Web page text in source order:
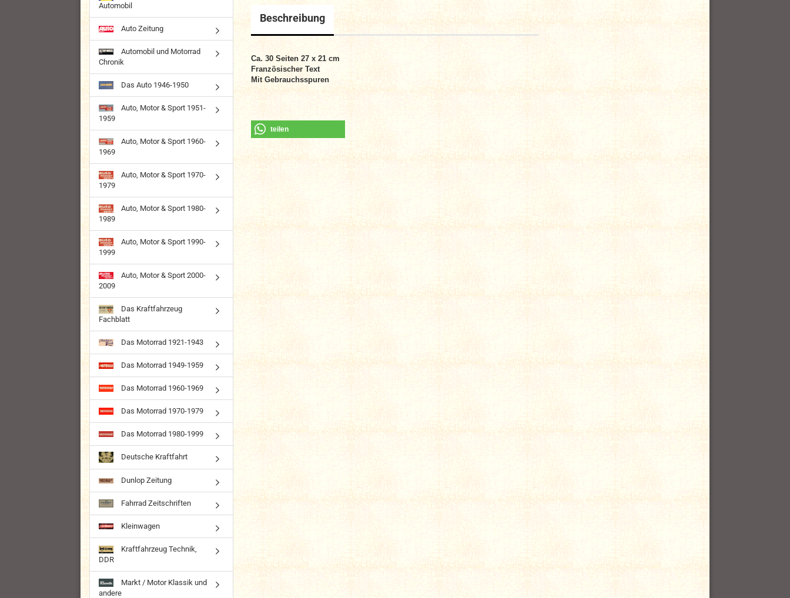
Beschreibung
Ca. 30 Seiten 27 x 21 cm
Französischer Text
Mit Gebrauchsspuren
teilen
Automobil
Auto Zeitung
Automobil und Motorrad
Chronik
Das Auto 1946-1950
Auto, Motor & Sport 1951-
1959
Auto, Motor & Sport 1960-
1969
Auto, Motor & Sport 1970-
1979
Auto, Motor & Sport 1980-
1989
Auto, Motor & Sport 1990-
1999
Auto, Motor & Sport 2000-
2009
Das Kraftfahrzeug
Fachblatt
Das Motorrad 1921-1943
Das Motorrad 1949-1959
Das Motorrad 1960-1969
Das Motorrad 1970-1979
Das Motorrad 1980-1999
Deutsche Kraftfahrt
Dunlop Zeitung
Fahrrad Zeitschriften
Kleinwagen
Kraftfahrzeug Technik,
DDR
Markt / Motor Klassik und
andere